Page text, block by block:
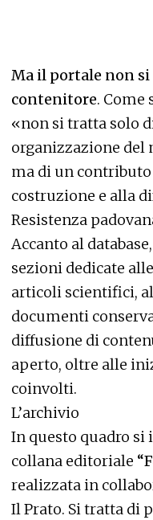
Ma il portale non
contenitore. Come
«non si tratta solo
organizzazione del
ma di un
costruzione e alla
Resistenza
Accanto al
sezioni dedicate
articoli scientifici,
documenti
diffusione di
aperto, oltre alle
coinvolti.
L’archivio
In questo quadro si
collana editoriale
realizzata in
Il Prato. Si tratta di